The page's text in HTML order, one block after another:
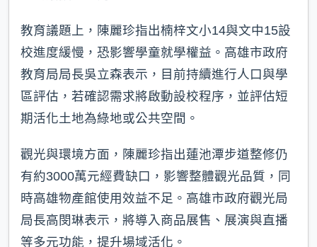
教育議題上，陳麗珍指出楠梓文小14與文中15設
校進度緩慢，恐影響學童就學權益。高雄市政府
教育局局長吳立森表示，目前持續進行人口與學
區評估，若確認需求將啟動設校程序，並評估短
期活化土地為綠地或公共空間。
觀光與環境方面，陳麗珍指出蓮池潭步道整修仍
有約3000萬元經費缺口，影響整體觀光品質，同
時高雄物產館使用效益不足。高雄市政府觀光局
局長高閔琳表示，將導入商品展售、展演與直播
等多元功能，提升場域活化。